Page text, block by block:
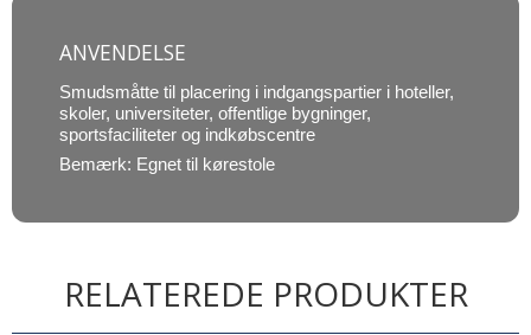
ANVENDELSE
Smudsmåtte til placering i indgangspartier i hoteller,
skoler, universiteter, offentlige bygninger,
sportsfaciliteter og indkøbscentre
Bemærk: Egnet til kørestole
RELATEREDE PRODUKTER